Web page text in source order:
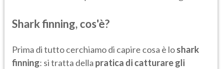
Shark finning, cos'è?
Prima di tutto cerchiamo di capire cosa è loshark
finning: si tratta della pratica di catturare gli